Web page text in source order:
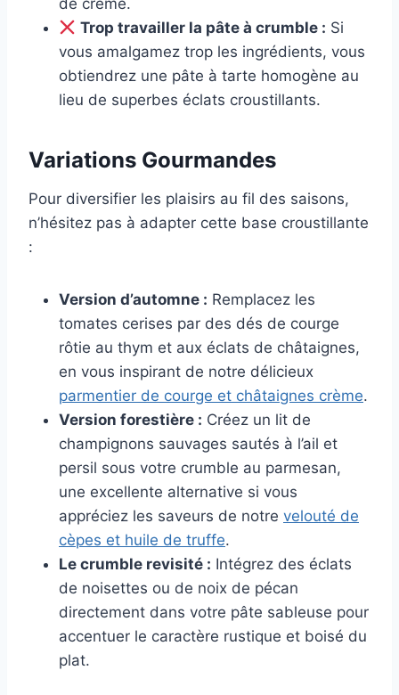
de crème.
Trop travailler la pâte à crumble : Si
vous amalgamez trop les ingrédients, vous
obtiendrez une pâte à tarte homogène au
lieu de superbes éclats croustillants.
Variations Gourmandes
Pour diversifier les plaisirs au fil des saisons,
n’hésitez pas à adapter cette base croustillante
:
Version d’automne : Remplacez les
tomates cerises par des dés de courge
rôtie au thym et aux éclats de châtaignes,
en vous inspirant de notre délicieux
parmentier de courge et châtaignes crème.
Version forestière : Créez un lit de
champignons sauvages sautés à l’ail et
persil sous votre crumble au parmesan,
une excellente alternative si vous
appréciez les saveurs de notre velouté de
cèpes et huile de truffe.
Le crumble revisité : Intégrez des éclats
de noisettes ou de noix de pécan
directement dans votre pâte sableuse pour
accentuer le caractère rustique et boisé du
plat.